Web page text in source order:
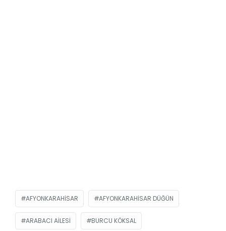
AFYONKARAHISAR AFYONKARAHISAR DÜĞÜN
ARABACI AILESI BURCU KÖKSAL